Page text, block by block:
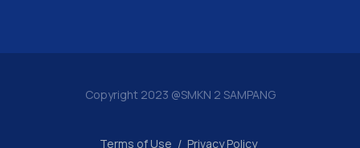
Copyright 2023 @SMKN 2 SAMPANG
Terms of Use / Privacy Policy